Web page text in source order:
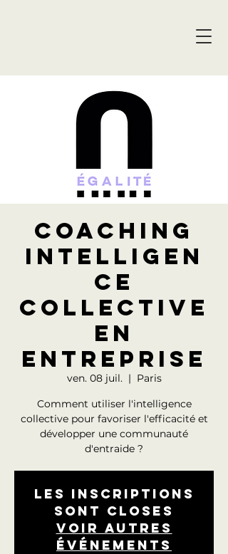
Coaching
Intelligen
ce
collective
en
entreprise
ven. 08 juil.
  |
Paris
Comment utiliser l'intelligence
collective pour favoriser l'efficacité et
développer une communauté
d'entraide ?
Les inscriptions
sont closes
Voir autres
événements